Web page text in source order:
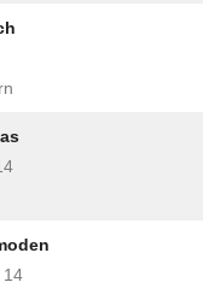
14